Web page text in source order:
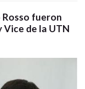
fueron
de la UTN